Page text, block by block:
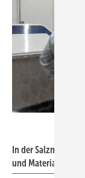
In der
und Materialien